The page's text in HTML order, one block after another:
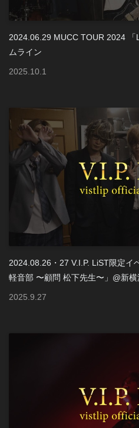
2024.06.29 MUCC TOUR 2024 「
ムライン
2025.10.1
2024.08.26・27 V.I.P. LiST限定イ
軽音部 〜顧問 松下先生〜」@新
2025.9.27